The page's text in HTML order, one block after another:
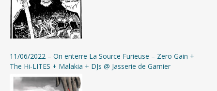
11/06/2022 – On enterre La Source Furieuse – Zero Gain +
The Hi-LITES + Malakia + DJs @ Jasserie de Garnier